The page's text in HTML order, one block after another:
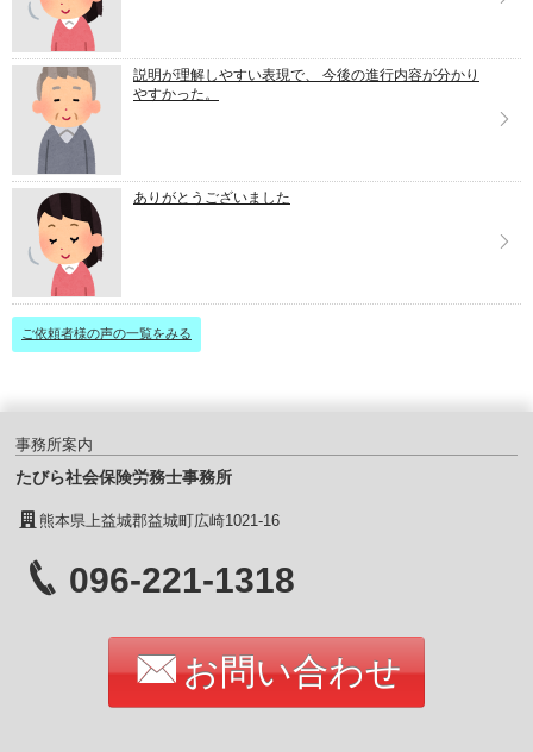
説明が理解しやすい表現で、 今後の進行内容が分かり
やすかった。
ありがとうございました
ご依頼者様の声の一覧をみる
事務所案内
たびら社会保険労務士事務所
熊本県上益城郡益城町広崎1021-16
096-221-1318
お問い合わせ